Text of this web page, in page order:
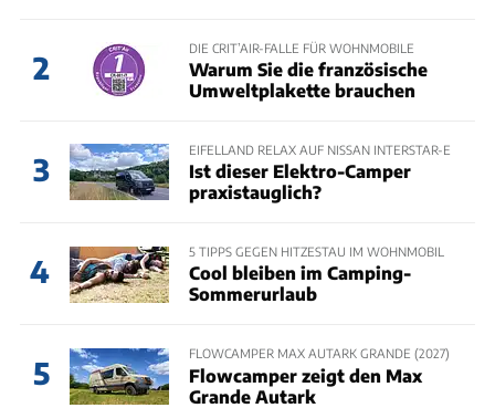
2
DIE CRIT’AIR-FALLE FÜR WOHNMOBILE
Warum Sie die französische
Umweltplakette brauchen
3
EIFELLAND RELAX AUF NISSAN INTERSTAR-E
Ist dieser Elektro-Camper
praxistauglich?
4
5 TIPPS GEGEN HITZESTAU IM WOHNMOBIL
Cool bleiben im Camping-
Sommerurlaub
5
FLOWCAMPER MAX AUTARK GRANDE (2027)
Flowcamper zeigt den Max
Grande Autark